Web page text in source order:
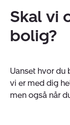
Skal vi
bolig?
Uanset hvor
vi er med dig
men også når